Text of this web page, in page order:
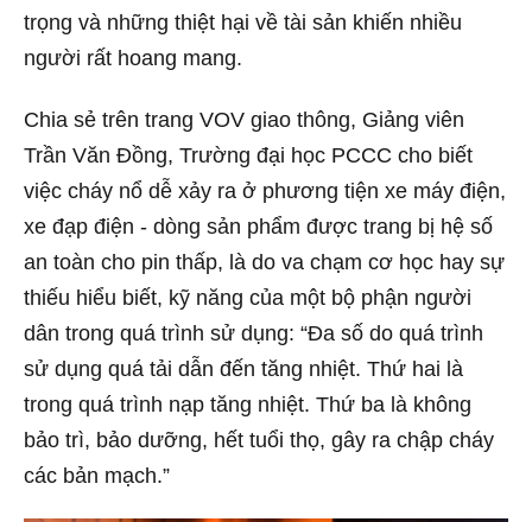
trọng và những thiệt hại về tài sản khiến nhiều
người rất hoang mang.
Chia sẻ trên trang VOV giao thông, Giảng viên
Trần Văn Đồng, Trường đại học PCCC cho biết
việc cháy nổ dễ xảy ra ở phương tiện xe máy điện,
xe đạp điện - dòng sản phẩm được trang bị hệ số
an toàn cho pin thấp, là do va chạm cơ học hay sự
thiếu hiểu biết, kỹ năng của một bộ phận người
dân trong quá trình sử dụng: “Đa số do quá trình
sử dụng quá tải dẫn đến tăng nhiệt. Thứ hai là
trong quá trình nạp tăng nhiệt. Thứ ba là không
bảo trì, bảo dưỡng, hết tuổi thọ, gây ra chập cháy
các bản mạch.”